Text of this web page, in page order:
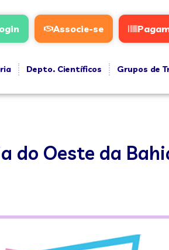
Associe-se
Depto. Científicos Grupos de
do Oeste da